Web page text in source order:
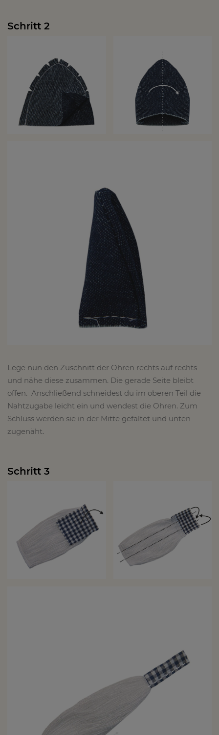
Schritt 2
Lege nun den Zuschnitt der Ohren rechts auf rechts
und nähe diese zusammen. Die gerade Seite bleibt
offen. Anschließend schneidest du im oberen Teil die
Nahtzugabe leicht ein und wendest die Ohren. Zum
Schluss werden sie in der Mitte gefaltet und unten
zugenäht.
Schritt 3